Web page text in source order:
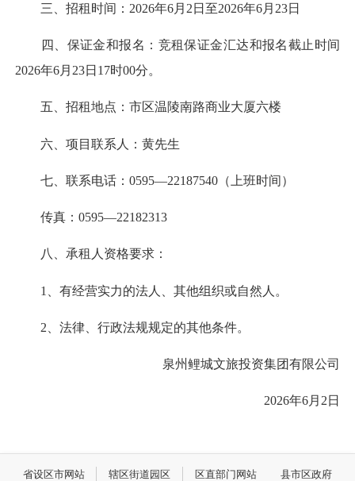
三、招租时间：2026年6月2日至2026年6月23日
四、保证金和报名：竞租保证金汇达和报名截止时间
2026年6月23日17时00分。
五、招租地点：市区温陵南路商业大厦六楼
六、项目联系人：黄先生
七、联系电话：0595—22187540（上班时间）
传真：0595—22182313
八、承租人资格要求：
1、有经营实力的法人、其他组织或自然人。
2、法律、行政法规规定的其他条件。
泉州鲤城文旅投资集团有限公司
2026年6月2日
省设区市网站 辖区街道园区 区直部门网站 县市区政府